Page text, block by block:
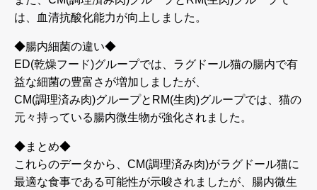
は、血清抗酸化能力が向上しました。
◆腸内細菌の違い◆
ED(乾燥フード)グループでは、ラグドール猫の腸内で有
益な細菌の豊富さが増加しましたが、
CM(調理済み肉)グループとRM(生肉)グループでは、猫の
元々持っている腸内微生物が強化されました。
◆まとめ◆
これらのデータから、CM(調理済み肉)がラグドール猫に
最適な食事である可能性が示唆されましたが、腸内微生